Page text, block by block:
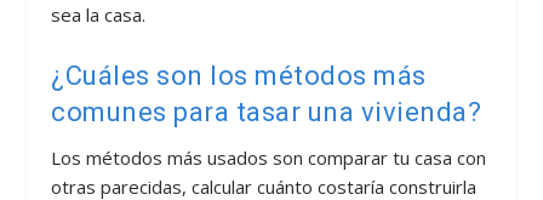
sea la casa.
¿Cuáles son los métodos más
comunes para tasar una vivienda?
Los métodos más usados son comparar tu casa con
otras parecidas, calcular cuánto costaría construirla